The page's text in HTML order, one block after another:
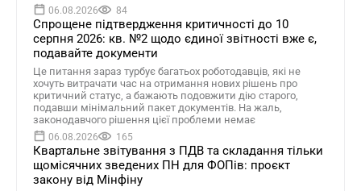
06.08.2026 84
Спрощене підтвердження критичності до 10
серпня 2026: кв. №2 щодо єдиної звітності вже є,
подавайте документи
Це питання зараз турбує багатьох роботодавців, які не
хочуть витрачати час на отримання нових рішень про
критичний статус, а бажають подовжити дію старого,
подавши мінімальний пакет документів. На жаль,
законодавчого рішення цієї проблеми немає
06.08.2026 165
Квартальне звітування з ПДВ та складання тільки
щомісячних зведених ПН для ФОПів: проєкт
закону від Мінфіну